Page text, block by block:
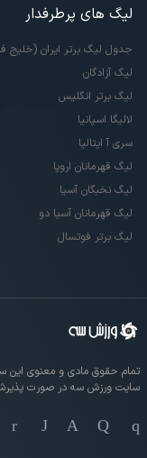
لیگ های پرطرفدار
جدول لیگ برتر ایران (خلیج
لیگ آزادگان
لیگ برتر انگلیس
لالیگا اسپانیا
سری آ ایتالیا
لیگ قهرمانان اروپا
لیگ نخبگان آسیا
لیگ قهرمانان آسیا دو
لیگ برتر فوتسال
تمام حقوق مادی و معنوی این
سایت ورزش سه در صورت پذیرش